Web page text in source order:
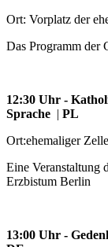
Ort: Vorplatz der
Das Programm der
12:30 Uhr -
Sprache | PL
Ort:ehemaliger
Eine Veranstaltung
Erzbistum Berlin
13:00 Uhr -